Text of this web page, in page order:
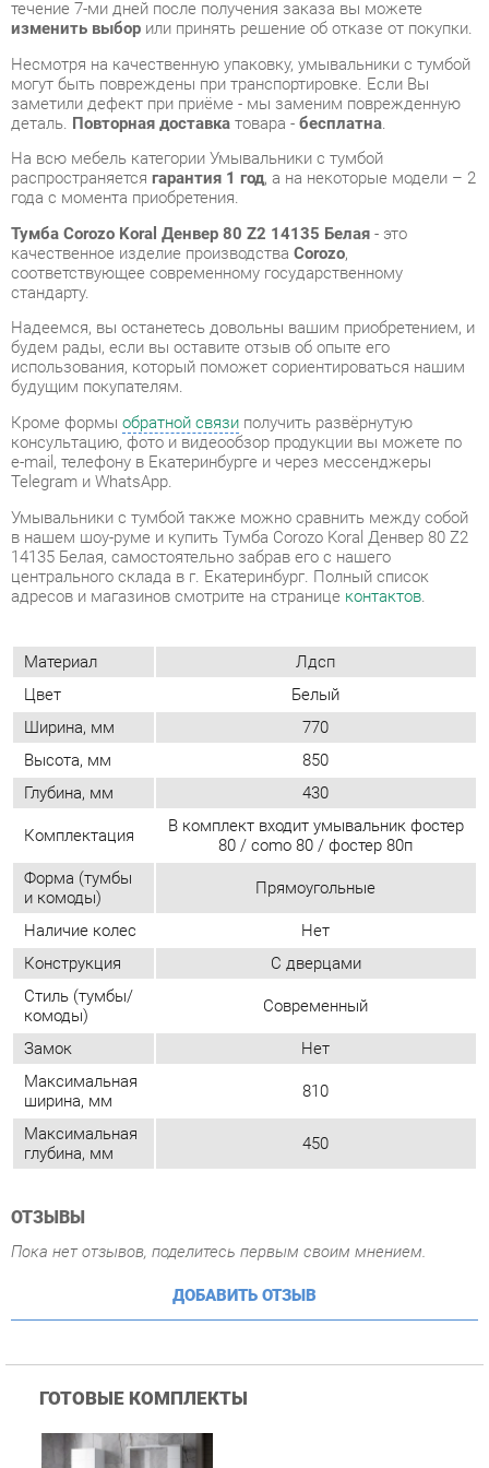
деталь.Повторная доставка товара -бесплатна.
На всю мебель категории Умывальники с тумбой
распространяетсягарантия 1 год, а на некоторые модели – 2
года с момента приобретения.
Тумба Corozo Koral Денвер 80 Z2 14135 Белая- это
соответствующее современному государственному
стандарту.
будем рады, если вы оставите отзыв об опыте его
использования, который поможет сориентироваться нашим
будущим покупателям.
Кроме формы
консультацию, фото и видеообзор продукции вы можете по
e-mail, телефону в Екатеринбурге и через мессенджеры
Telegram и WhatsApp.
Умывальники с тумбой также можно сравнить между собой
в нашем шоу-руме и купить Тумба Corozo Koral Денвер 80 Z2
14135 Белая, самостоятельно забрав его с нашего
центрального склада в г. Екатеринбург. Полный список
адресов и магазинов смотрите на страницеконтактов.
Материал
Лдсп
Цвет
Белый
Ширина, мм
770
Глубина, мм
430
Комплектация
В комплект входит умывальник фостер
80 / como 80 / фостер 80п
Форма (тумбы
и комоды) Прямоугольные
Наличие колес Нет
Конструкция
С дверцами
комоды)
Современный
Замок
Максимальная
ширина, мм 810
Максимальная
глубина, мм
450
ОТЗЫВЫ
Пока нет отзывов, поделитесь первым своим мнением.
ДОБАВИТЬ ОТЗЫВ
ГОТОВЫЕ КОМПЛЕКТЫ
Комплект мебели для
ванной Corozo Koral